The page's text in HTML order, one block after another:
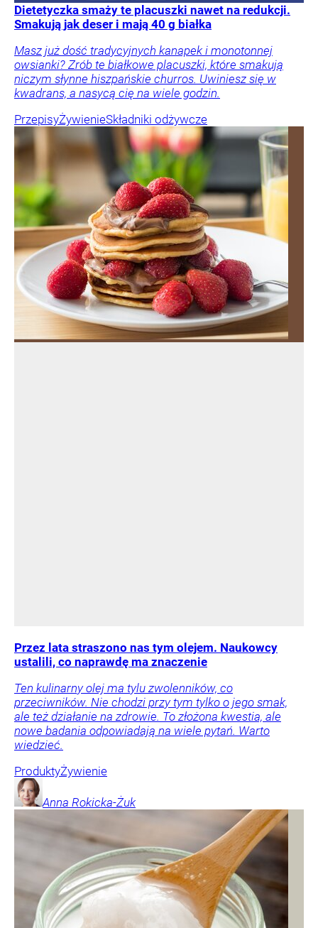
Dietetyczka smaży te placuszki nawet na redukcji.
Smakują jak deser i mają 40 g białka
Masz już dość tradycyjnych kanapek i monotonnej
owsianki? Zrób te białkowe placuszki, które smakują
niczym słynne hiszpańskie churros. Uwiniesz się w
kwadrans, a nasycą cię na wiele godzin.
PrzepisyŻywienieSkładniki odżywcze
Przez lata straszono nas tym olejem. Naukowcy
ustalili, co naprawdę ma znaczenie
Ten kulinarny olej ma tylu zwolenników, co
przeciwników. Nie chodzi przy tym tylko o jego smak,
ale też działanie na zdrowie. To złożona kwestia, ale
nowe badania odpowiadają na wiele pytań. Warto
wiedzieć.
ProduktyŻywienie
Anna Rokicka-Żuk